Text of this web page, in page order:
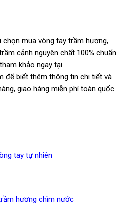
chọn mua vòng tay trầm hương,
cảnh nguyên chất 100% chuẩn
khảo ngay tại
để biết thêm thông tin chi tiết và
giao hàng miễn phí toàn quốc.
tay tự nhiên
hương chìm nước